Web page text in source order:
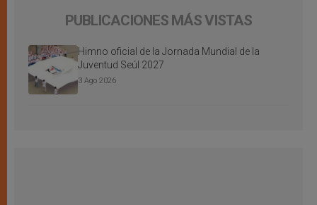
PUBLICACIONES MÁS VISTAS
Himno oficial de la Jornada Mundial de la
Juventud Seúl 2027
3 Ago 2026